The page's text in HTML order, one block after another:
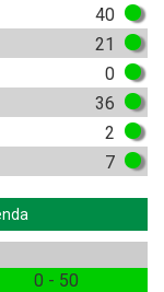
40
21
0
36
2
7
0 - 50